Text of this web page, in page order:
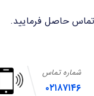
شماره تماس
۰۲۱۸۷۱۴۶